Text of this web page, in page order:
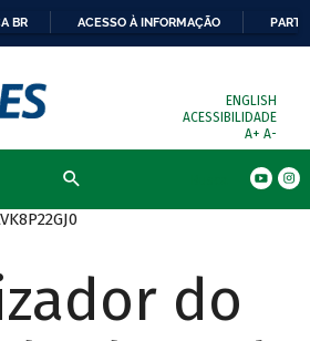
BR ACESSO À INFORMAÇÃO
ENGLISH
ACESSIBILIDADE
A+ A-
do